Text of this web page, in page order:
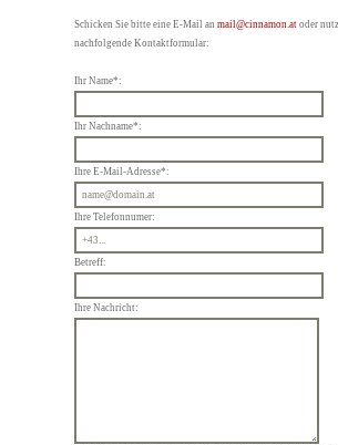
Schicken Sie bitte eine E-Mail anmail@cinnamon.at oder
nachfolgende Kontaktformular:
Ihr Name*:
Ihr Nachname*:
Ihre E-Mail-Adresse*:
Ihre Telefonnumer:
Betreff:
Ihre Nachricht: